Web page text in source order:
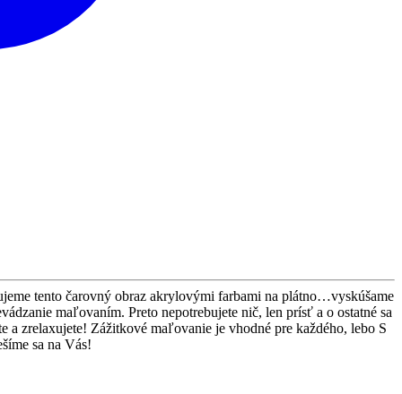
tento čarovný obraz akrylovými farbami na plátno…vyskúšame
maľovaním. Preto nepotrebujete nič, len prísť a o ostatné sa
a zrelaxujete! Zážitkové maľovanie je vhodné pre každého, lebo S
sa na Vás!